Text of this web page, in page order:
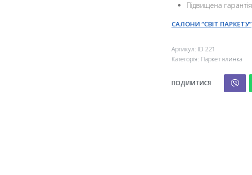
Підвищена гарантія
САЛОНИ “СВІТ ПАРКЕТУ”
Артикул: ID 221
Категорія: Паркет ялинка
ПОДІЛИТИСЯ